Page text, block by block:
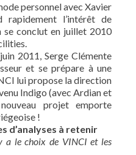
personnel avec Xavier
rapidement l’intérêt de
se conclut en juillet 2010
2011, Serge Clémente
et se prépare à une
lui propose la direction
Indigo (avec Ardian et
projet emporte
!
d’analyses à retenir
a le choix de VINCI et les